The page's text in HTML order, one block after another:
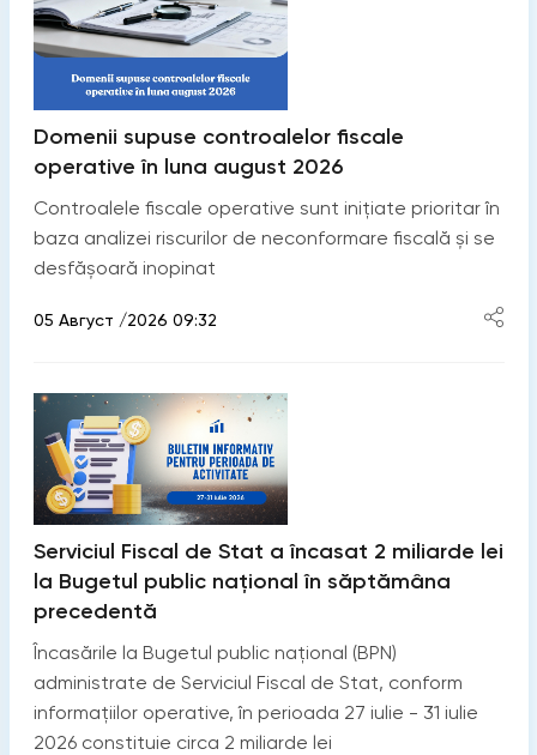
Domenii supuse controalelor fiscale
operative în luna august 2026
Controalele fiscale operative sunt inițiate prioritar în
baza analizei riscurilor de neconformare fiscală și se
desfășoară inopinat
05 Август /2026 09:32
Serviciul Fiscal de Stat a încasat 2 miliarde lei
la Bugetul public național în săptămâna
precedentă
Încasările la Bugetul public național (BPN)
administrate de Serviciul Fiscal de Stat, conform
informațiilor operative, în perioada 27 iulie - 31 iulie
2026 constituie circa 2 miliarde lei